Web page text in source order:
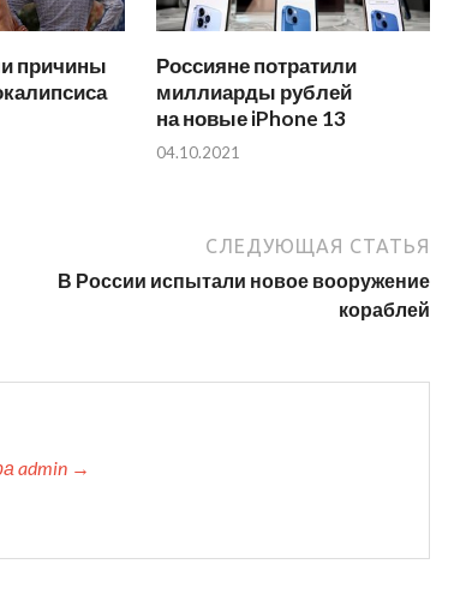
причины
Россияне потратили
миллиарды рублей
на новые iPhone 13
04.10.2021
СЛЕДУЮЩАЯ СТАТЬЯ
В России испытали новое вооружение
кораблей
admin →